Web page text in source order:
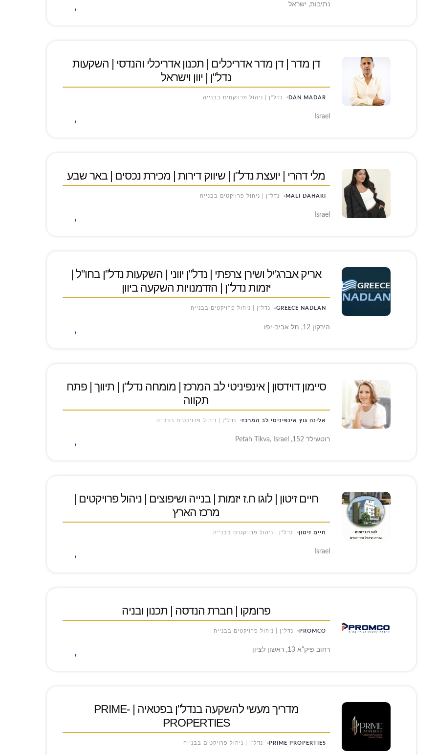
נתיבות, ישראל
דן מדר | דן מדר אדריכלים | תכנון אדריכלי והנדסי | השקעות
נדל"ן | יוון וישראל
DAN MADAR נדל"ן | ניהול פרויקטים בבנייה
Israel
מלי דהרי | יועצת נדל"ן | שיווק דירות | מכירת נכסים | באר שבע
MALI DAHARI נדל"ן | ניהול פרויקטים בבנייה
Israel
אריק אברג'יל ושירן צרפתי | נדל"ן יווני | השקעות נדל"ן בחו"ל |
יזמות נדל"ן | הזדמנויות השקעה ביוון
GREECE NADLAN נדל"ן | ניהול פרויקטים בבנייה
הירקון 12, תל אביב-יפו
סיימון דוידסון | אינפיניטי לב המרכז | מומחה נדל"ן | תיווך | פתח
תקווה
אלינה גוץ אינפיניטי לב המרכז נדל"ן | ניהול פרויקטים בבנייה
רוטשילד 152, Petah Tikva, Israel
חיים זיטון | לוגו ח.ז יזמות | בנייה ושיפוצים | ניהול פרויקטים |
מרכז הארץ
חיים זיטון נדל"ן | ניהול פרויקטים בבנייה
Israel
פרומקו | חברת הנדסה | תכנון ובניה
PROMCO נדל"ן | ניהול פרויקטים בבנייה
רחוב פיק"א 13, ראשון לציון
מדריך מעשי להשקעה בנדל"ן בפטאיה | PRIME-
PROPERTIES
PRIME PROPERTIES נדל"ן | ניהול פרויקטים בבנייה